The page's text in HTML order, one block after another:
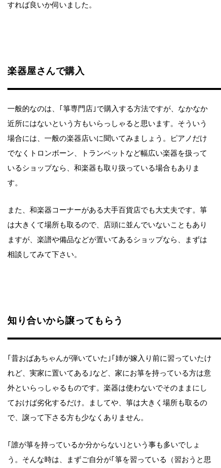
すれば良いか伺いました。
楽器屋さんで購入
一般的なのは、｢箏専門店｣で購入する方法ですが、なかなか
近所にはないという方もいらっしゃると思います。そういう
場合には、一般の楽器店いに聞いてみましょう。ピアノだけ
でなくトロンボーン、トランペットなど幅広い楽器を扱って
いるショップなら、和楽器も取り扱っている場合もありま
す。
また、和楽器コーナーがある大手百貨店でも大丈夫です。箏
は大きくて場所も取るので、店頭に並んでいないこともあり
ますが、楽譜や備品などが置いてあるショップなら、まずは
相談してみて下さい。
知り合いから譲ってもらう
｢昔おばあちゃんが弾いていた｣｢姉が嫁入り前に習っていたけ
れど、実家に置いてある｣など、家にお箏を持っている方は意
外といらっしゃるものです。楽器は使わないでそのままにし
ておけば劣化するだけ。ましてや、箏は大きく場所も取るの
で、譲って下さる方も少なくありません。
｢誰が箏を持っているか分からない｣という事も多いでしょ
う。そんな時は、まずご自分が｢箏を習っている（習おうと思